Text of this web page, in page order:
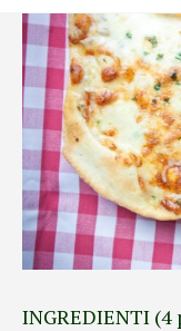
INGREDIENTI